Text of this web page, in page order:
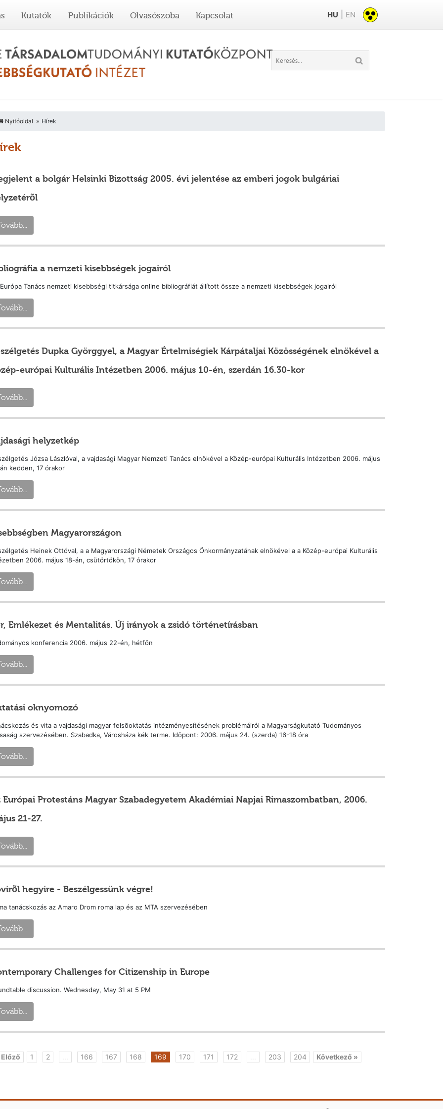
Kutatók Publikációk Olvasószoba Kapcsolat HU EN
Nyitóoldal Hírek
a bolgár Helsinki Bizottság 2005. évi jelentése az emberi jogok bulgáriai
a nemzeti kisebbségek jogairól
Tanács nemzeti kisebbségi titkársága online bibliográfiát állított össze a nemzeti kisebbségek jogairól
Dupka Györggyel, a Magyar Értelmiségiek Kárpátaljai Közösségének elnökével a
európai Kulturális Intézetben 2006. május 10-én, szerdán 16.30-kor
helyzetkép
Józsa Lászlóval, a vajdasági Magyar Nemzeti Tanács elnökével a Közép-európai Kulturális Intézetben 2006. május
kedden, 17 órakor
Magyarországon
Heinek Ottóval, a a Magyarországi Németek Országos Önkormányzatának elnökével a a Közép-európai Kulturális
2006. május 18-án, csütörtökön, 17 órakor
Emlékezet és Mentalitás. Új irányok a zsidó történetírásban
konferencia 2006. május 22-én, hétfõn
oknyomozó
és vita a vajdasági magyar felsõoktatás intézményesítésének problémáiról a Magyarságkutató Tudományos
szervezésében. Szabadka, Városháza kék terme. Idõpont: 2006. május 24. (szerda) 16-18 óra
Európai Protestáns Magyar Szabadegyetem Akadémiai Napjai Rimaszombatban, 2006.
21-27.
hegyire - Beszélgessünk végre!
tanácskozás az Amaro Drom roma lap és az MTA szervezésében
Challenges for Citizenship in Europe
discussion. Wednesday, May 31 at 5 PM
Előző 1 2 166 167 168 169 170 171 172 203 204 Következő »